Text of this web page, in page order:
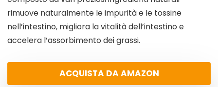
rimuove naturalmente le impurità e le tossine
nell’intestino, migliora la vitalità dell’intestino e
accelera l’assorbimento dei grassi.
ACQUISTA DA AMAZON